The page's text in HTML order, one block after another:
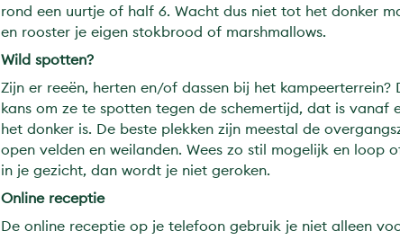
rond een uurtje of half 6. Wacht dus niet tot het donker
en rooster je eigen stokbrood of marshmallows.
Wild spotten?
Zijn er reeën, herten en/of dassen bij het kampeerterrein?
kans om ze te spotten tegen de schemertijd, dat is vanaf
het donker is. De beste plekken zijn meestal de
open velden en weilanden. Wees zo stil mogelijk en loop
in je gezicht, dan wordt je niet geroken.
Online receptie
De online receptie op je telefoon gebruik je niet alleen